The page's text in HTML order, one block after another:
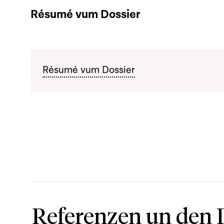
Résumé vum Dossier
Résumé vum Dossier
Referenzen un den